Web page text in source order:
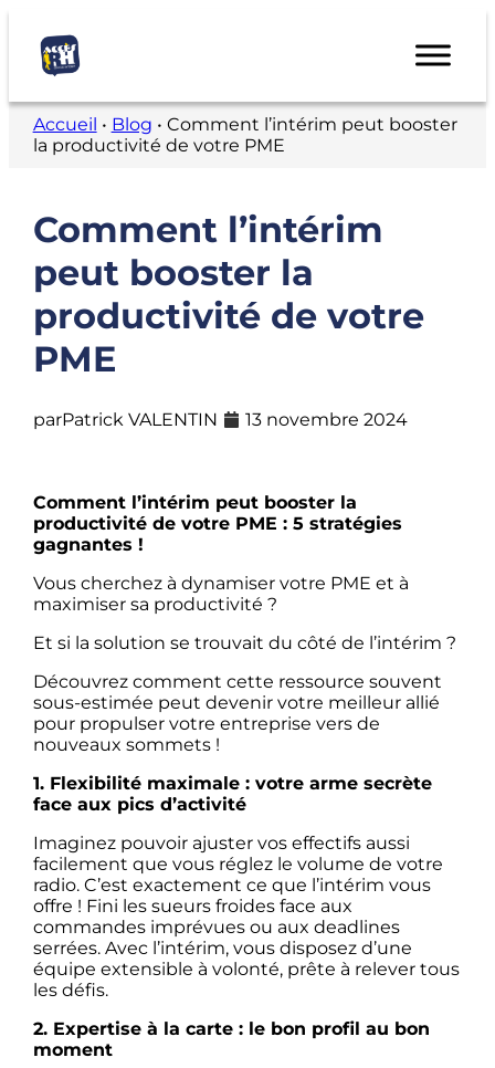
Accueil • Blog • Comment l’intérim peut booster
la productivité de votre PME
Comment l’intérim
peut booster la
productivité de votre
PME
parPatrick VALENTIN 13 novembre 2024
Comment l’intérim peut booster la
productivité de votre PME : 5 stratégies
gagnantes !
Vous cherchez à dynamiser votre PME et à
maximiser sa productivité ?
Et si la solution se trouvait du côté de l’intérim ?
Découvrez comment cette ressource souvent
sous-estimée peut devenir votre meilleur allié
pour propulser votre entreprise vers de
nouveaux sommets !
1. Flexibilité maximale : votre arme secrète
face aux pics d’activité
Imaginez pouvoir ajuster vos effectifs aussi
facilement que vous réglez le volume de votre
radio. C’est exactement ce que l’intérim vous
offre ! Fini les sueurs froides face aux
commandes imprévues ou aux deadlines
serrées. Avec l’intérim, vous disposez d’une
équipe extensible à volonté, prête à relever tous
les défis.
2. Expertise à la carte : le bon profil au bon
moment